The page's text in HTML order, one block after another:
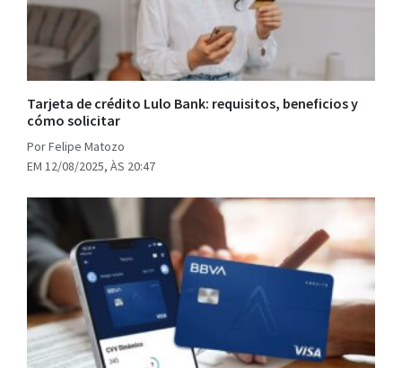
Tarjeta de crédito Lulo Bank: requisitos, beneficios y
cómo solicitar
Por Felipe Matozo
EM 12/08/2025, ÀS 20:47